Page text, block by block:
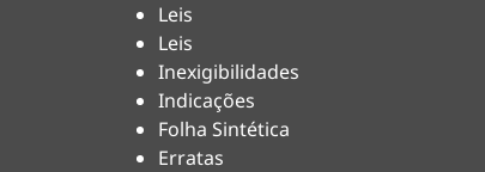
Leis
Leis
Inexigibilidades
Indicações
Folha Sintética
Erratas